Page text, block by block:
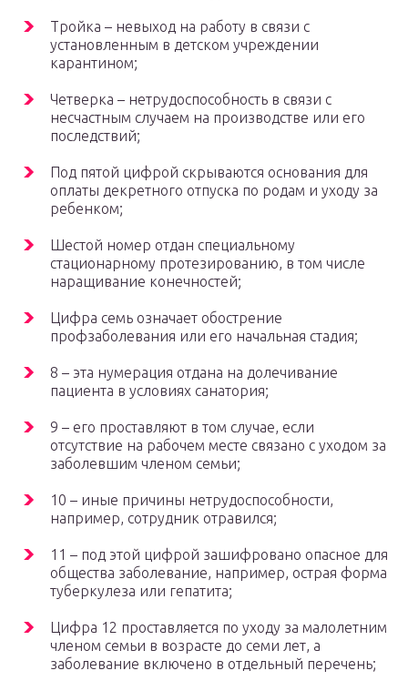
Тройка – невыход на работу в связи с
установленным в детском учреждении
карантином;
Четверка – нетрудоспособность в связи с
несчастным случаем на производстве или его
последствий;
Под пятой цифрой скрываются основания для
оплаты декретного отпуска по родам и уходу за
ребенком;
Шестой номер отдан специальному
стационарному протезированию, в том числе
наращивание конечностей;
Цифра семь означает обострение
профзаболевания или его начальная стадия;
8 – эта нумерация отдана на долечивание
пациента в условиях санатория;
9 – его проставляют в том случае, если
отсутствие на рабочем месте связано с уходом за
заболевшим членом семьи;
10 – иные причины нетрудоспособности,
например, сотрудник отравился;
11 – под этой цифрой зашифровано опасное для
общества заболевание, например, острая форма
туберкулеза или гепатита;
Цифра 12 проставляется по уходу за малолетним
членом семьи в возрасте до семи лет, а
заболевание включено в отдельный перечень;